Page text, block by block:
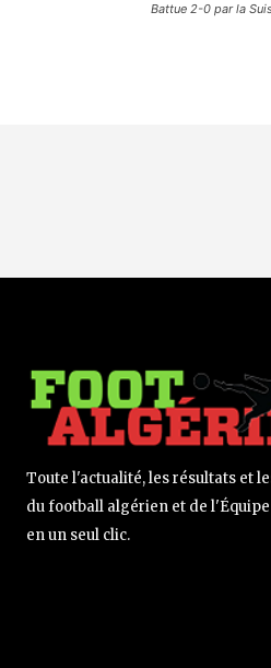
Battue 2-0 par la
Toute l'actualité, les résultats et
du football algérien et de
en un seul clic.